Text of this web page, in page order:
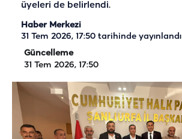
üyeleri de belirlendi.
Haber Merkezi
31 Tem 2026, 17:50 tarihinde yayınlandı
Güncelleme
31 Tem 2026, 17:50